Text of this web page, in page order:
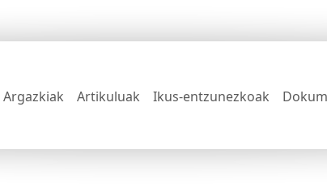
Argazkiak Artikuluak Ikus-entzunezkoak